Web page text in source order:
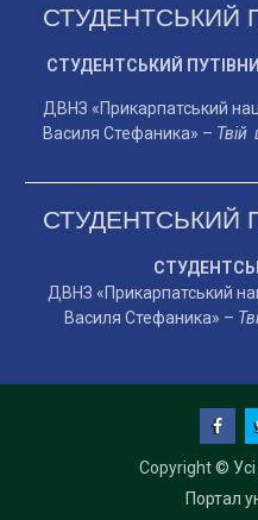
СТУДЕНТСЬКИЙ
СТУДЕНТСЬКИЙ
ДВНЗ «Прикарпатський
Василя Стефаника» – Твій
СТУДЕНТСЬКИЙ
ДВНЗ «Прикарпатський
Василя Стефаника» –
Copyright ©
Портал